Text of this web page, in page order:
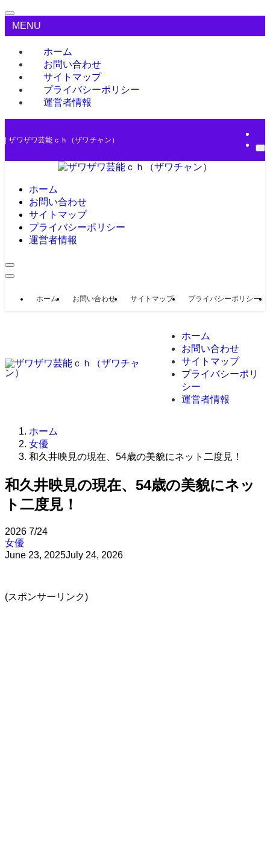
MENU
ホーム
お問い合わせ
サイトマップ
プライバシーポリシー
運営者情報
| ザワザワ芸能ｃｈ（ザワチャン）
ホーム
お問い合わせ
サイトマップ
プライバシーポリシー
運営者情報
ホーム お問い合わせ サイトマップ プライバシーポリシー
ホーム
お問い合わせ
サイトマップ
プライバシーポリ
シー
運営者情報
ホーム
女優
和久井映見の現在、54歳の美貌にネット二度見！
和久井映見の現在、54歳の美貌にネッ
ト二度見！
2026 7/24
女優
June 23, 2025July 24, 2026
(スポンサーリンク)